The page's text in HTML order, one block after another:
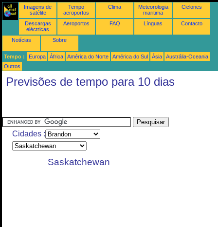
Imagens de
satélite
Tempo
aeroportos
Clima
Meteorologia
maritima
Ciclones
Descargas
eléctricas
Aeroportos FAQ Línguas Contacto
Notícias Sobre
Tempo : Europa África América do Norte América do Sul Ásia
Austrália-Oceania
Outros
Previsões de tempo para 10 dias
Cidades :
Saskatchewan